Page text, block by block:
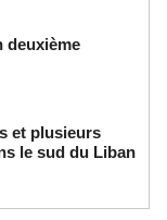
deuxième
et plusieurs
le sud du Liban